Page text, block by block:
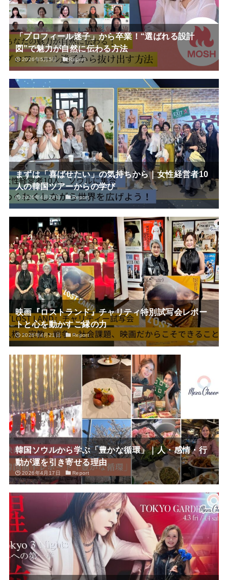
「プロフィール迷子」から卒業！“選ばれる設計
図”で魅力が自然に伝わる方法
2026年5月5日 Report
まずは「喜ばせたい」の気持ちから｜女性経営者10
人の韓国ツアーからの学び
2026年4月28日 Report
映画『ロストランド』チャリティ特別試写会レポー
トと心を動かすご縁の力
2026年4月21日 Report
韓国ソウルから学ぶ「豊かな循環」｜人・感情・行
動が運を引き寄せる理由
2026年4月17日 Report